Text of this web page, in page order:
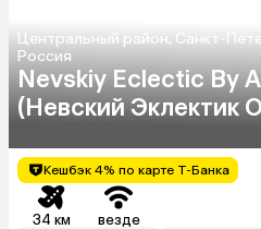
Центральный район, Санкт-
Россия
Nevskiy Eclectic By
(Невский Эклектик
Кешбэк 4% по карте Т-Банка
34 км везде